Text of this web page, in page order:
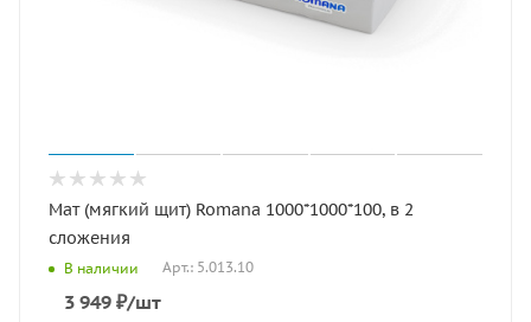
Мат (мягкий щит) Romana 1000*1000*100, в 2
сложения
В наличии Арт.: 5.013.10
3 949 ₽/шт